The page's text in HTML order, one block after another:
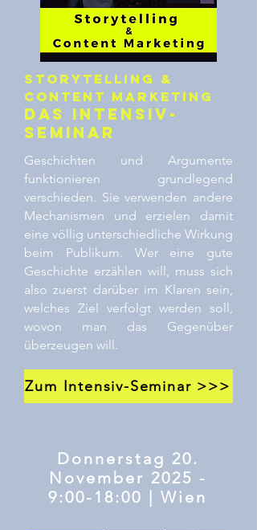
Storytelling &
Content Marketing
Das Intensiv-
Seminar
Geschichten und Argumente
funktionieren grundlegend
verschieden. Sie verwenden andere
Mechanismen und erzielen damit
eine völlig unterschiedliche Wirkung
beim Publikum. Wer eine gute
Geschichte erzählen will, muss sich
also zuerst darüber im Klaren sein,
welches Ziel verfolgt werden soll,
wovon man das Gegenüber
überzeugen will.
Zum Intensiv-Seminar >>>
Donnerstag 20.
November 2025 -
9:00-18:00 | Wien